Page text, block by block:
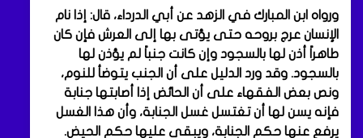
ورواه ابن المبارك في الزهد عن أبي الدرداء، قال: إذا نام
الإنسان عرج بروحه حتى يؤتى بها إلى العرش فإن كان
طاهراً أذن لها بالسجود وإن كانت جنباً لم يؤذن لها
بالسجود. وقد ورد الدليل على أن الجنب يتوضأ للنوم،
ونص بعض الفقهاء على أن الحائض إذا أصابتها جنابة
فإنه يسن لها أن تغتسل غسل الجنابة، وأن هذا الغسل
يرفع عنها حكم الجنابة، ويبقى عليها حكم الحيض.